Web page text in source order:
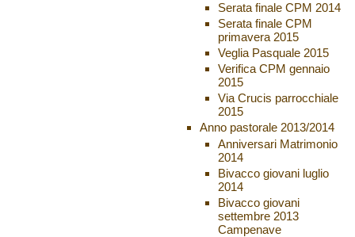
Serata finale CPM 2014
Serata finale CPM
primavera 2015
Veglia Pasquale 2015
Verifica CPM gennaio
2015
Via Crucis parrocchiale
2015
Anno pastorale 2013/2014
Anniversari Matrimonio
2014
Bivacco giovani luglio
2014
Bivacco giovani
settembre 2013
Campenave